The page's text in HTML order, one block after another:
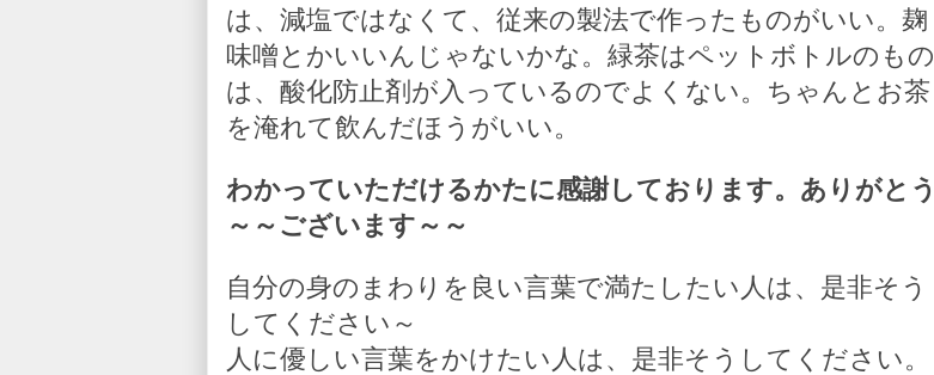
は、減塩ではなくて、従来の製法で作ったものがいい。麹
味噌とかいいんじゃないかな。緑茶はペットボトルのもの
は、酸化防止剤が入っているのでよくない。ちゃんとお茶
を淹れて飲んだほうがいい。
わかっていただけるかたに感謝しております。ありがとう
～～ございます～～
自分の身のまわりを良い言葉で満たしたい人は、是非そう
してください～
人に優しい言葉をかけたい人は、是非そうしてください。